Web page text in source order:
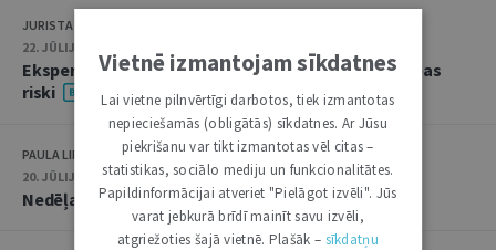
JURISTA VĀRDS
22. JŪLIJS 2026 • 14:00
Ekspertu saruna jūlijā: krimināltiesības un būvniecības
riski
PAULA LIPE
20. JŪLIJS 2026 • 16:05
Nedēļas notikumu apskats: 13.–17. jūlijs
Vietnē izmantojam sīkdatnes
Lai vietne pilnvērtīgi darbotos, tiek izmantotas
nepieciešamās (obligātās) sīkdatnes. Ar Jūsu
piekrišanu var tikt izmantotas vēl citas –
statistikas, sociālo mediju un funkcionalitātes.
Papildinformācijai atveriet "Pielāgot izvēli". Jūs
varat jebkurā brīdī mainīt savu izvēli,
atgriežoties šajā vietnē. Plašāk – sīkdatņu